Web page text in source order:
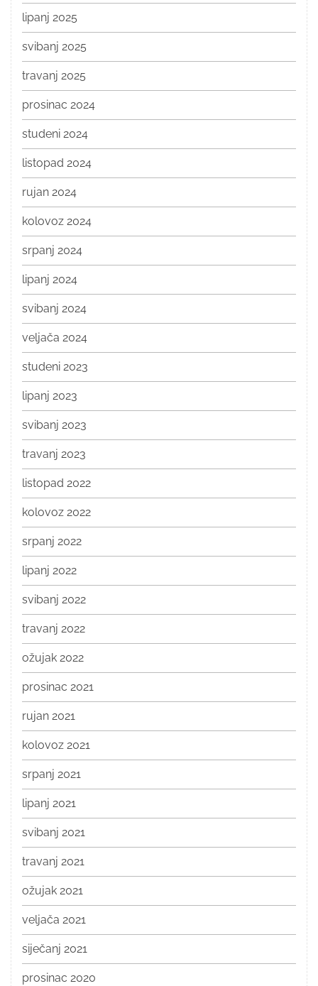
lipanj 2025
svibanj 2025
travanj 2025
prosinac 2024
studeni 2024
listopad 2024
rujan 2024
kolovoz 2024
srpanj 2024
lipanj 2024
svibanj 2024
veljača 2024
studeni 2023
lipanj 2023
svibanj 2023
travanj 2023
listopad 2022
kolovoz 2022
srpanj 2022
lipanj 2022
svibanj 2022
travanj 2022
ožujak 2022
prosinac 2021
rujan 2021
kolovoz 2021
srpanj 2021
lipanj 2021
svibanj 2021
travanj 2021
ožujak 2021
veljača 2021
siječanj 2021
prosinac 2020